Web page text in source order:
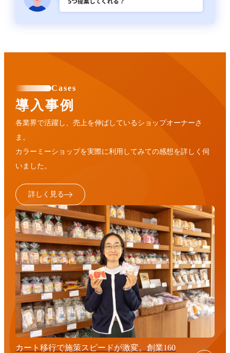
Cases
導入事例
各業界で活躍し、売上を伸ばしているショップオーナーさ
ま。
カラーミーショップを実際に利用してみての感想を詳しく伺
いました。
詳しく見る
カート移行で施策スピードが激変。創業160